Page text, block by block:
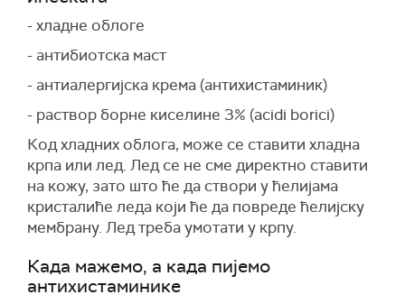
- хладне облоге
- антибиотска маст
- антиалергијска крема (антихистаминик)
- раствор борне киселине 3% (acidi borici)
Код хладних облога, може се ставити хладна
крпа или лед. Лед се не сме директно ставити
на кожу, зато што ће да створи у ћелијама
кристалиће леда који ће да повреде ћелијску
мембрану. Лед треба умотати у крпу.
Када мажемо, а када пијемо
антихистаминике